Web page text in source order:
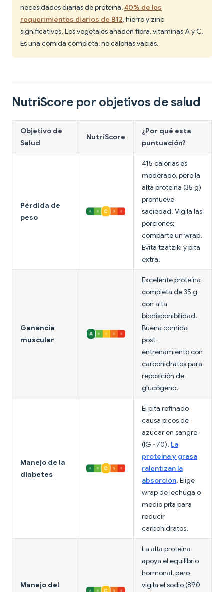
necesidades diarias de proteína,40% de los
requerimientos diarios de B12, hierro y zinc
significativos. Los vegetales añaden fibra, vitaminas A y C.
Es una comida completa, no calorías vacías.
NutriScore por objetivos de salud
Objetivo de
Salud
NutriScore
¿Por qué esta
puntuación?
Pérdida de
peso
415 calorías es
moderado, pero la
alta proteína (35 g)
promueve
saciedad. Vigila las
porciones;
comparte un wrap.
Evita tzatziki y pita
extra.
Ganancia
muscular
Excelente proteína
completa de 35 g
con alta
biodisponibilidad.
Buena comida
post-
entrenamiento con
carbohidratos para
reposición de
glucógeno.
Manejo de la
diabetes
El pita refinado
causa picos de
azúcar en sangre
(IG ~70). La
proteína y grasa
ralentizan la
absorción. Elige
wrap de lechuga o
medio pita para
reducir
carbohidratos.
Manejo del
La alta proteína
apoya el equilibrio
hormonal, pero
vigila el sodio (890